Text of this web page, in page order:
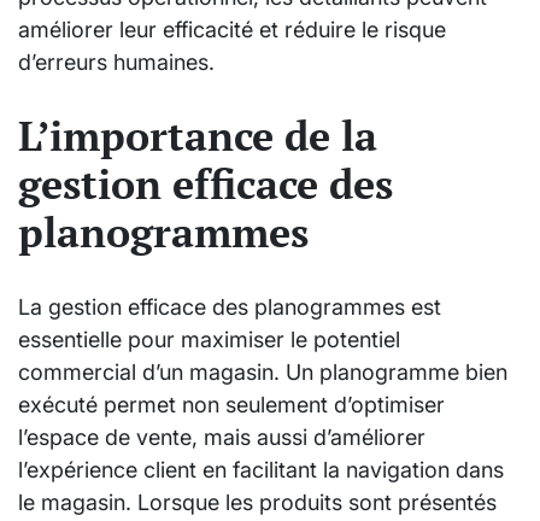
améliorer leur efficacité et réduire le risque
d’erreurs humaines.
L’importance de la
gestion efficace des
planogrammes
La gestion efficace des planogrammes est
essentielle pour maximiser le potentiel
commercial d’un magasin. Un planogramme bien
exécuté permet non seulement d’optimiser
l’espace de vente, mais aussi d’améliorer
l’expérience client en facilitant la navigation dans
le magasin. Lorsque les produits sont présentés